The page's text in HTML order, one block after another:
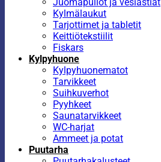
Kylmälaukut
Tarjottimet ja tabletit
Keittiötekstiilit
Fiskars
Kylpyhuone
Kylpyhuonematot
Tarvikkeet
Suihkuverhot
Pyyhkeet
Saunatarvikkeet
WC-harjat
Ammeet ja potat
Puutarha